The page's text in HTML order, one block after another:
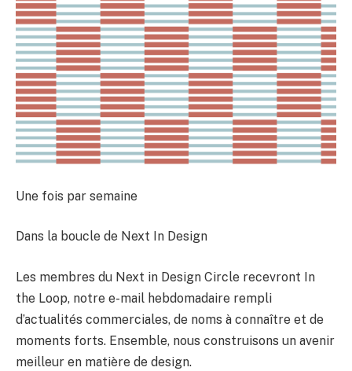
Une fois par semaine
Dans la boucle de Next In Design
Les membres du Next in Design Circle recevront In
the Loop, notre e-mail hebdomadaire rempli
d’actualités commerciales, de noms à connaître et de
moments forts. Ensemble, nous construisons un avenir
meilleur en matière de design.